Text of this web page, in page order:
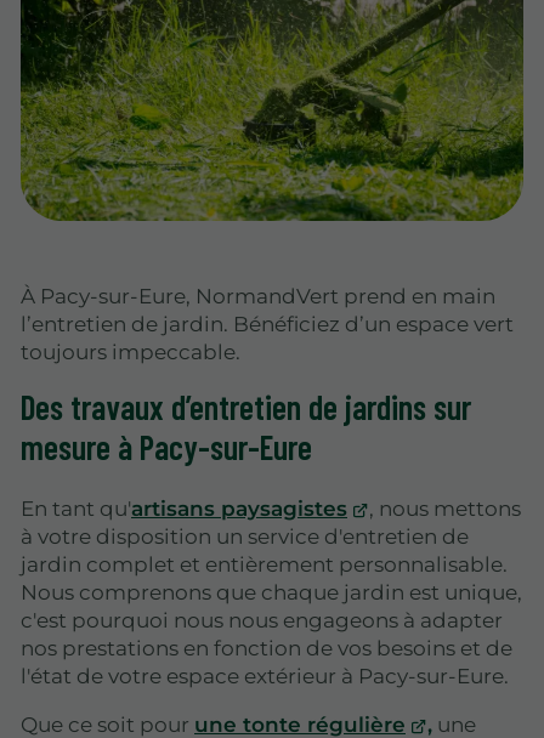
À Pacy-sur-Eure, NormandVert prend en main
l’entretien de jardin. Bénéficiez d’un espace vert
toujours impeccable.
Des travaux d’entretien de jardins sur
mesure à Pacy-sur-Eure
En tant qu'artisans paysagistes
, nous mettons
à votre disposition un service d'entretien de
jardin complet et entièrement personnalisable.
Nous comprenons que chaque jardin est unique,
c'est pourquoi nous nous engageons à adapter
nos prestations en fonction de vos besoins et de
l'état de votre espace extérieur à Pacy-sur-Eure.
Que ce soit pour une tonte régulière , une